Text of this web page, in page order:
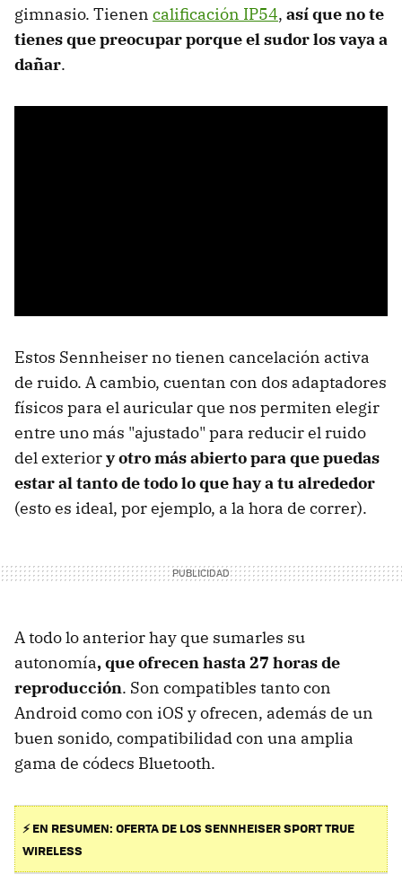
gimnasio. Tienen calificación IP54, así que no te
tienes que preocupar porque el sudor los vaya a
dañar.
Estos Sennheiser no tienen cancelación activa
de ruido. A cambio, cuentan con dos adaptadores
físicos para el auricular que nos permiten elegir
entre uno más "ajustado" para reducir el ruido
del exteriory otro más abierto para que puedas
estar al tanto de todo lo que hay a tu alrededor
(esto es ideal, por ejemplo, a la hora de correr).
A todo lo anterior hay que sumarles su
autonomía, que ofrecen hasta 27 horas de
reproducción. Son compatibles tanto con
Android como con iOS y ofrecen, además de un
buen sonido, compatibilidad con una amplia
gama de códecs Bluetooth.
⚡ EN RESUMEN: OFERTA DE LOS SENNHEISER SPORT TRUE
WIRELESS